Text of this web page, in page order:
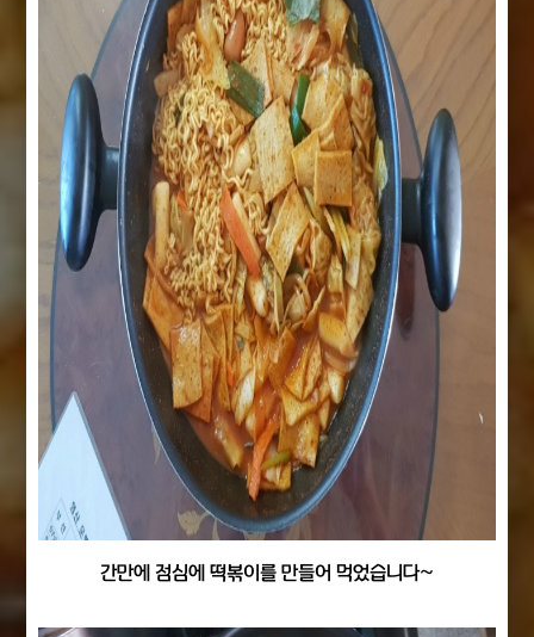
간만에 점심에 떡볶이를 만들어 먹었습니다~